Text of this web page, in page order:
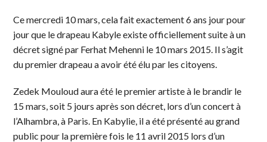
Ce mercredi 10 mars, cela fait exactement 6 ans jour pour
jour que le drapeau Kabyle existe officiellement suite à un
décret signé par Ferhat Mehenni le 10 mars 2015. Il s’agit
du premier drapeau a avoir été élu par les citoyens.
Zedek Mouloud aura été le premier artiste à le brandir le
15 mars, soit 5 jours après son décret, lors d’un concert à
l’Alhambra, à Paris. En Kabylie, il a été présenté au grand
public pour la première fois le 11 avril 2015 lors d’un